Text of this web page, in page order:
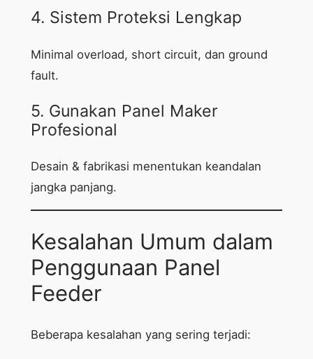
4. Sistem Proteksi Lengkap
Minimal overload, short circuit, dan ground
fault.
5. Gunakan Panel Maker
Profesional
Desain & fabrikasi menentukan keandalan
jangka panjang.
Kesalahan Umum dalam
Penggunaan Panel
Feeder
Beberapa kesalahan yang sering terjadi: